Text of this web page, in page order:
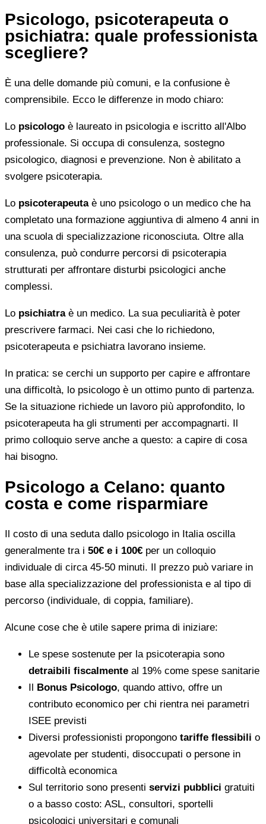
Psicologo, psicoterapeuta o
psichiatra: quale professionista
scegliere?
È una delle domande più comuni, e la confusione è
comprensibile. Ecco le differenze in modo chiaro:
Lo psicologo è laureato in psicologia e iscritto all'Albo
professionale. Si occupa di consulenza, sostegno
psicologico, diagnosi e prevenzione. Non è abilitato a
svolgere psicoterapia.
Lo psicoterapeutaè uno psicologo o un medico che ha
completato una formazione aggiuntiva di almeno 4 anni in
una scuola di specializzazione riconosciuta. Oltre alla
consulenza, può condurre percorsi di psicoterapia
strutturati per affrontare disturbi psicologici anche
complessi.
Lo psichiatraè un medico. La sua peculiarità è poter
prescrivere farmaci. Nei casi che lo richiedono,
psicoterapeuta e psichiatra lavorano insieme.
In pratica: se cerchi un supporto per capire e affrontare
una difficoltà, lo psicologo è un ottimo punto di partenza.
Se la situazione richiede un lavoro più approfondito, lo
psicoterapeuta ha gli strumenti per accompagnarti. Il
primo colloquio serve anche a questo: a capire di cosa
hai bisogno.
Psicologo a Celano: quanto
costa e come risparmiare
Il costo di una seduta dallo psicologo in Italia oscilla
generalmente tra i 50€ e i 100€ per un colloquio
individuale di circa 45-50 minuti. Il prezzo può variare in
base alla specializzazione del professionista e al tipo di
percorso (individuale, di coppia, familiare).
Alcune cose che è utile sapere prima di iniziare:
Le spese sostenute per la psicoterapia sono
detraibili fiscalmente al 19% come spese sanitarie
Il Bonus Psicologo, quando attivo, offre un
contributo economico per chi rientra nei parametri
ISEE previsti
Diversi professionisti propongono tariffe flessibili o
agevolate per studenti, disoccupati o persone in
difficoltà economica
Sul territorio sono presenti servizi pubblici gratuiti
o a basso costo: ASL, consultori, sportelli
psicologici universitari e comunali